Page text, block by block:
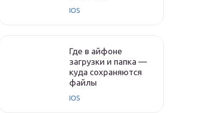
IOS
Где в айфоне
загрузки и папка —
куда сохраняются
файлы
IOS